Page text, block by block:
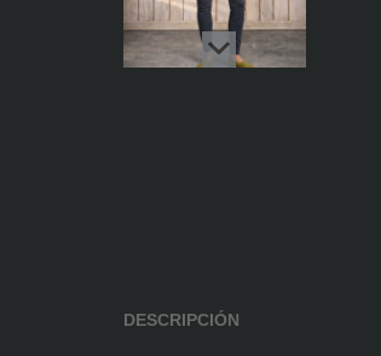
DESCRIPCIÓN